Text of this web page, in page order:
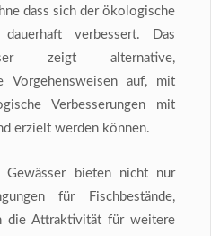
dass sich der ökologische
verbessert. Das
zeigt alternative,
Vorgehensweisen auf, mit
Verbesserungen mit
erzielt werden können.
Gewässer bieten nicht nur
für Fischbestände,
die Attraktivität für weitere